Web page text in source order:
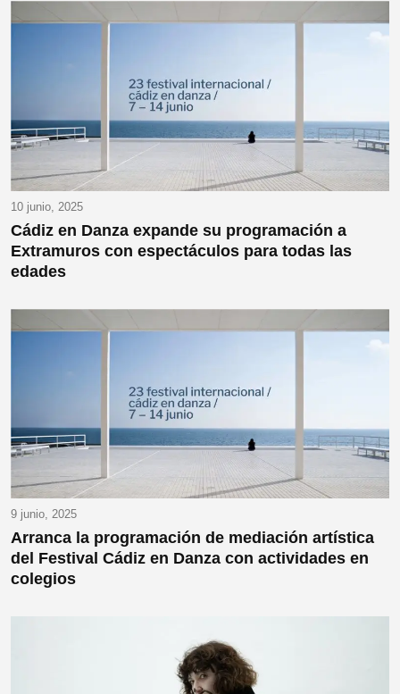
10 junio, 2025
Cádiz en Danza expande su programación a
Extramuros con espectáculos para todas las
edades
9 junio, 2025
Arranca la programación de mediación artística
del Festival Cádiz en Danza con actividades en
colegios